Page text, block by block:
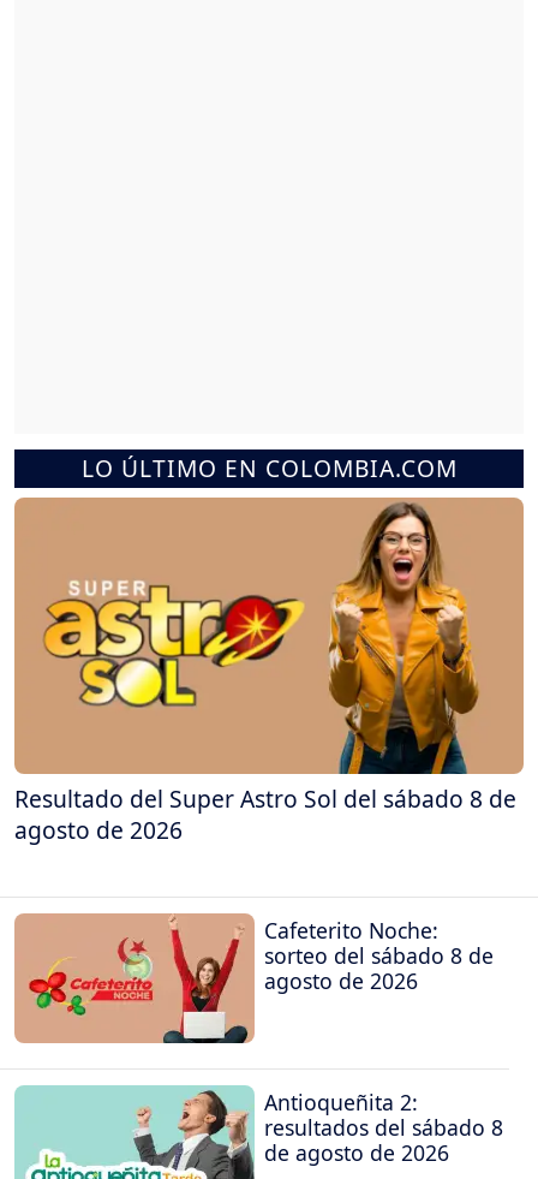
LO ÚLTIMO EN COLOMBIA.COM
Resultado del Super Astro Sol del sábado 8 de
agosto de 2026
Cafeterito Noche:
sorteo del sábado 8 de
agosto de 2026
Antioqueñita 2:
resultados del sábado 8
de agosto de 2026